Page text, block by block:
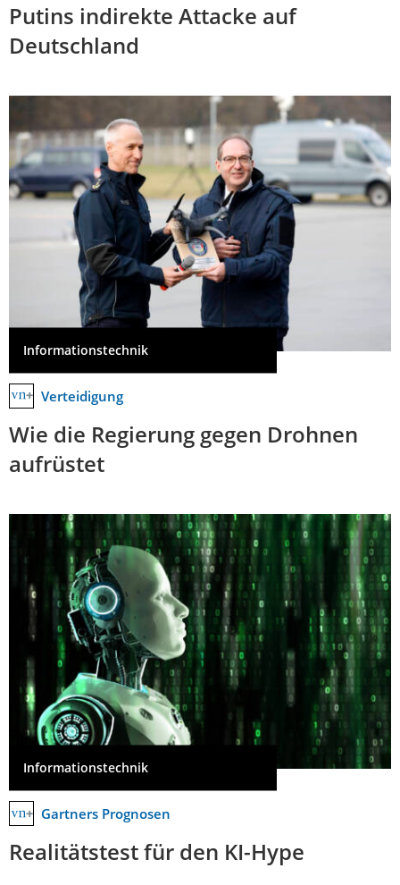
Putins indirekte Attacke auf
Deutschland
Informationstechnik
Verteidigung
Wie die Regierung gegen Drohnen
aufrüstet
Informationstechnik
Gartners Prognosen
Realitätstest für den KI-Hype